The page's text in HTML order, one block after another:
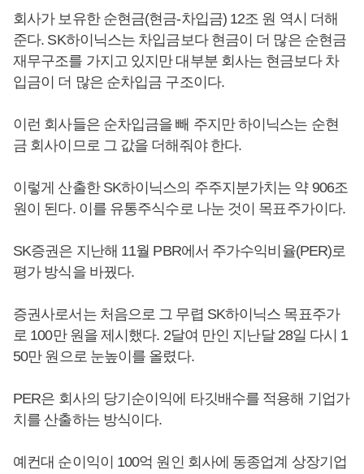
회사가 보유한 순현금(현금-차입금) 12조 원 역시 더해
준다. SK하이닉스는 차입금보다 현금이 더 많은 순현금
재무구조를 가지고 있지만 대부분 회사는 현금보다 차
입금이 더 많은 순차입금 구조이다.
이런 회사들은 순차입금을 빼 주지만 하이닉스는 순현
금 회사이므로 그 값을 더해줘야 한다.
이렇게 산출한 SK하이닉스의 주주지분가치는 약 906조
원이 된다. 이를 유통주식수로 나눈 것이 목표주가이다.
SK증권은 지난해 11월 PBR에서 주가수익비율(PER)로
평가 방식을 바꿨다.
증권사로서는 처음으로 그 무렵 SK하이닉스 목표주가
로 100만 원을 제시했다. 2달여 만인 지난달 28일 다시 1
50만 원으로 눈높이를 올렸다.
PER은 회사의 당기순이익에 타깃배수를 적용해 기업가
치를 산출하는 방식이다.
예컨대 순이익이 100억 원인 회사에 동종업계 상장기업